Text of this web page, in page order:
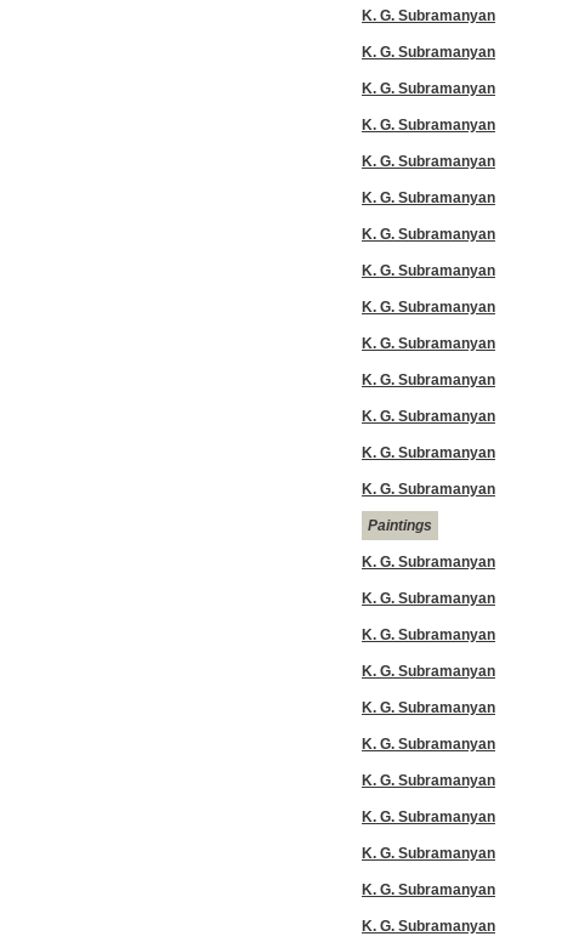
K. G. Subramanyan
K. G. Subramanyan
K. G. Subramanyan
K. G. Subramanyan
K. G. Subramanyan
K. G. Subramanyan
K. G. Subramanyan
K. G. Subramanyan
K. G. Subramanyan
K. G. Subramanyan
K. G. Subramanyan
K. G. Subramanyan
K. G. Subramanyan
K. G. Subramanyan
Paintings
K. G. Subramanyan
K. G. Subramanyan
K. G. Subramanyan
K. G. Subramanyan
K. G. Subramanyan
K. G. Subramanyan
K. G. Subramanyan
K. G. Subramanyan
K. G. Subramanyan
K. G. Subramanyan
K. G. Subramanyan